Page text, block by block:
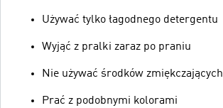
Używać tylko łagodnego detergentu
Wyjąć z pralki zaraz po praniu
Nie używać środków zmiękczających
Prać z podobnymi kolorami